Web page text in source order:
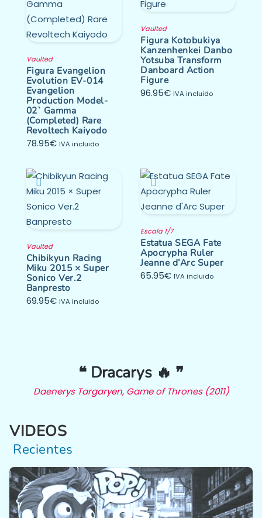
Vaulted
Figura Evangelion
Evolution EV-014
Evangelion
Production Model-
02` Gamma
(Completed) Rare
Revoltech Kaiyodo
78.95€ IVA incluido
Vaulted
Figura Kotobukiya
Kanzenhenkei Danbo
Yotsuba Transform
Danboard Action
Figure
96.95€ IVA incluido
Vaulted
Chibikyun Racing
Miku 2015 × Super
Sonico Ver.2
Banpresto
69.95€ IVA incluido
Escala 1/7
Estatua SEGA Fate
Apocrypha Ruler
Jeanne d’Arc Super
65.95€ IVA incluido
❝ Dracarys 🔥 ❞
Daenerys Targaryen, Game of Thrones (2011)
VIDEOS
Recientes